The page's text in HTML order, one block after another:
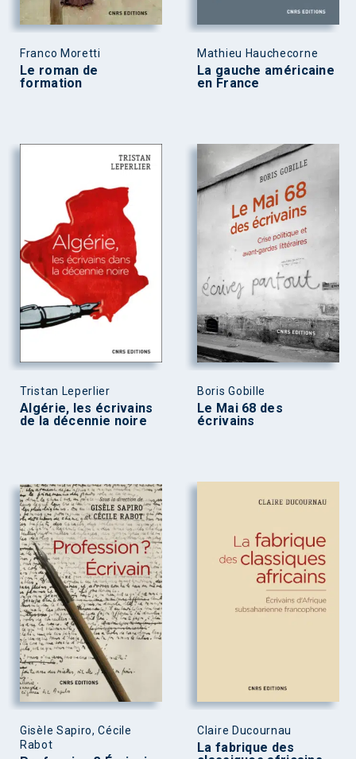
Franco Moretti
Le roman de
formation
Mathieu Hauchecorne
La gauche américaine
en France
Tristan Leperlier
Algérie, les écrivains
de la décennie noire
Boris Gobille
Le Mai 68 des
écrivains
Gisèle Sapiro, Cécile
Rabot
Claire Ducournau
La fabrique des